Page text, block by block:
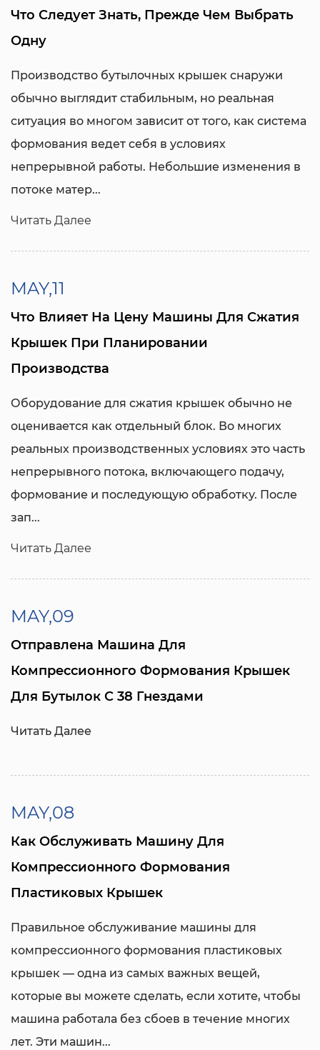
Что Следует Знать, Прежде Чем Выбрать
Одну
Производство бутылочных крышек снаружи
обычно выглядит стабильным, но реальная
ситуация во многом зависит от того, как система
формования ведет себя в условиях
непрерывной работы. Небольшие изменения в
потоке матер...
Читать Далее
MAY,11
Что Влияет На Цену Машины Для Сжатия
Крышек При Планировании
Производства
Оборудование для сжатия крышек обычно не
оценивается как отдельный блок. Во многих
реальных производственных условиях это часть
непрерывного потока, включающего подачу,
формование и последующую обработку. После
зап...
Читать Далее
MAY,09
Отправлена ​​машина Для
Компрессионного Формования Крышек
Для Бутылок С 38 Гнездами
Читать Далее
MAY,08
Как Обслуживать Машину Для
Компрессионного Формования
Пластиковых Крышек
Правильное обслуживание машины для
компрессионного формования пластиковых
крышек — одна из самых важных вещей,
которые вы можете сделать, если хотите, чтобы
машина работала без сбоев в течение многих
лет. Эти машин...